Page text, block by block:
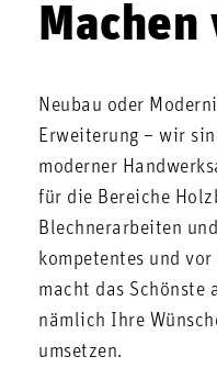
Machen
Neubau oder
Erweiterung – wir
moderner
für die Bereiche
Blechnerarbeiten
kompetentes und
macht das Schönste
nämlich Ihre
umsetzen.